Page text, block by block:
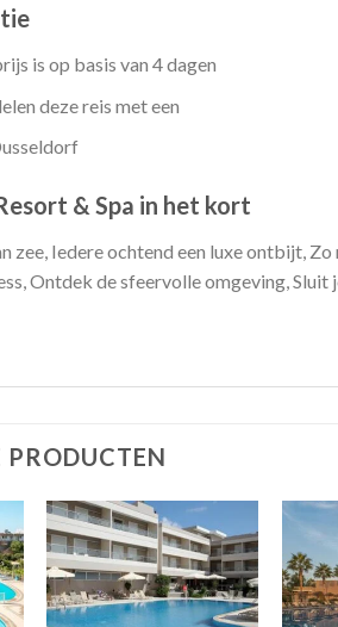
is op basis van 4 dagen
deze reis met een
& Spa in het kort
zee, Iedere ochtend een luxe ontbijt, Zo
Ontdek de sfeervolle omgeving, Sluit
PRODUCTEN